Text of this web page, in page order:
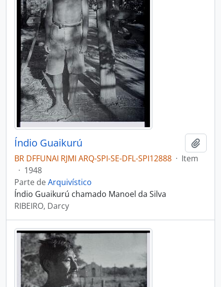
Índio Guaikurú
BR DFFUNAI RJMI ARQ-SPI-SE-DFL-SPI12888 · Item
· 1948
Parte deArquivístico
Índio Guaikurú chamado Manoel da Silva
RIBEIRO, Darcy